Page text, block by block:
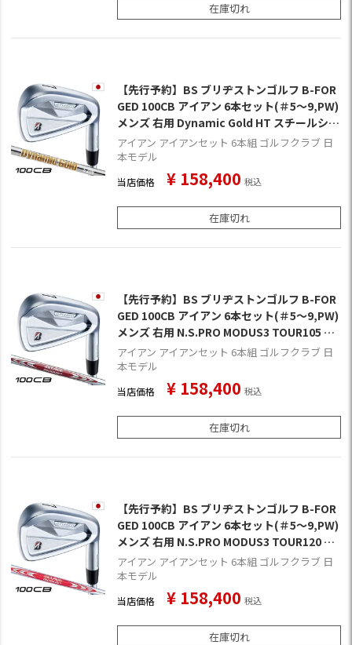
在庫切れ
【先行予約】BS ブリヂストンゴルフ B-FOR
GED 100CB アイアン 6本セット(＃5～9,PW)
メンズ 右用 Dynamic Gold HT スチールシャ
フト 日本正規品 2026年モデル ゴルフクラブ
9月4日発売
アイアン アイアンセット 6本組 ゴルフクラブ 日
本モデル
当店価格 ¥ 158,400 税込
在庫切れ
【先行予約】BS ブリヂストンゴルフ B-FOR
GED 100CB アイアン 6本セット(＃5～9,PW)
メンズ 右用 N.S.PRO MODUS3 TOUR105 DU
AL FLOW スチールシャフト 日本正規品 2026
年モデル ゴルフクラブ 9月4日発売
アイアン アイアンセット 6本組 ゴルフクラブ 日
本モデル
当店価格 ¥ 158,400 税込
在庫切れ
【先行予約】BS ブリヂストンゴルフ B-FOR
GED 100CB アイアン 6本セット(＃5～9,PW)
メンズ 右用 N.S.PRO MODUS3 TOUR120 ス
チールシャフト 日本正規品 2026年モデル ゴ
ルフクラブ 9月4日発売
アイアン アイアンセット 6本組 ゴルフクラブ 日
本モデル
当店価格 ¥ 158,400 税込
在庫切れ